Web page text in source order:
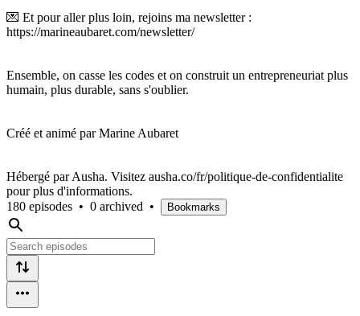
💌 Et pour aller plus loin, rejoins ma newsletter :
https://marineaubaret.com/newsletter/
Ensemble, on casse les codes et on construit un entrepreneuriat plus
humain, plus durable, sans s'oublier.
Créé et animé par Marine Aubaret
Hébergé par Ausha. Visitez ausha.co/fr/politique-de-confidentialite
pour plus d'informations.
180 episodes • 0 archived • Bookmarks